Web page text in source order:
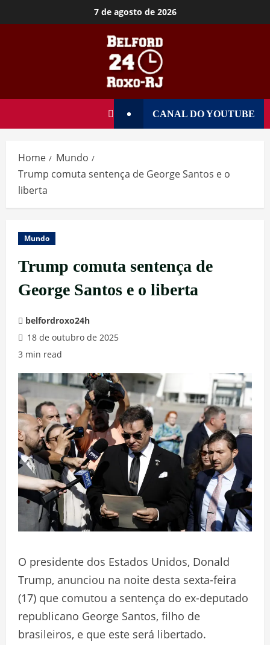
7 de agosto de 2026
CANAL DO YOUTUBE
Home
Mundo
Trump comuta sentença de George Santos e o
liberta
Mundo
Trump comuta sentença de
George Santos e o liberta
belfordroxo24h
18 de outubro de 2025
3 min read
O presidente dos Estados Unidos, Donald
Trump, anunciou na noite desta sexta-feira
(17) que comutou a sentença do ex-deputado
republicano George Santos, filho de
brasileiros, e que este será libertado.